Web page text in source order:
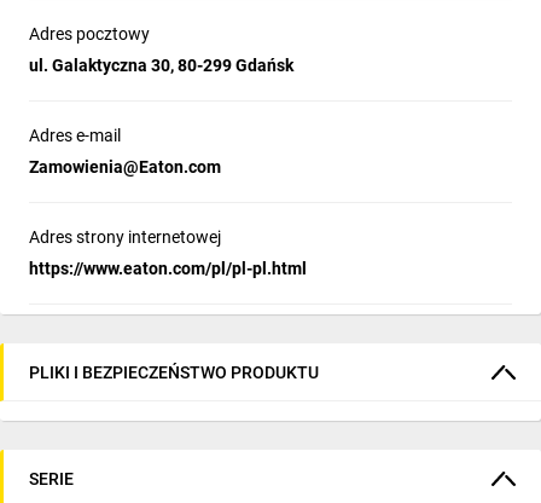
Adres pocztowy
ul. Galaktyczna 30, 80-299 Gdańsk
Adres e-mail
Zamowienia@Eaton.com
Adres strony internetowej
https://www.eaton.com/pl/pl-pl.html
PLIKI I BEZPIECZEŃSTWO PRODUKTU
SERIE